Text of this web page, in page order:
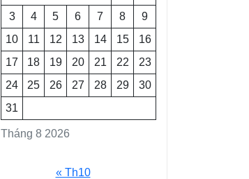
Tháng 8 2026
3
4 5 6 7 8
9
10
11 12 13 14 15
16
17
18 19 20 21 22
23
24
25 26 27 28 29
30
31
« Th10